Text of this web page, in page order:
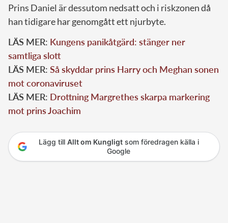
Prins Daniel är dessutom nedsatt och i riskzonen då
han tidigare har genomgått ett njurbyte.
LÄS MER: Kungens panikåtgärd: stänger ner
samtliga slott
LÄS MER: Så skyddar prins Harry och Meghan sonen
mot coronaviruset
LÄS MER: Drottning Margrethes skarpa markering
mot prins Joachim
Lägg till Allt om Kungligtsom föredragen källa i
Google